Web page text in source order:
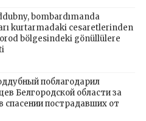
bombardımanda
kurtarmadaki cesaretlerinden
bölgesindeki gönüllülere
поблагодарил
Белгородской области за
спасении пострадавших от